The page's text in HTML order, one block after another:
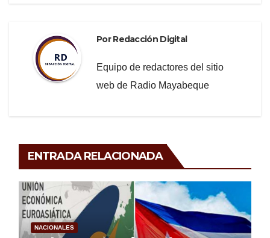
PorRedacción Digital
Equipo de redactores del sitio
web de Radio Mayabeque
ENTRADA RELACIONADA
NACIONALES